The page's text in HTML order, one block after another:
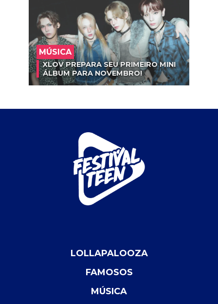
MÚSICA
XLOV PREPARA SEU PRIMEIRO MINI
ÁLBUM PARA NOVEMBRO!
LOLLAPALOOZA
FAMOSOS
MÚSICA